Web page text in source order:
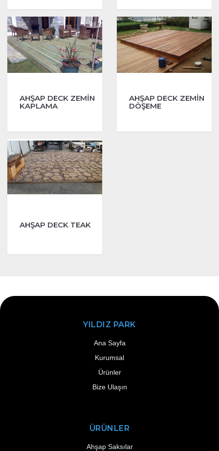
AHŞAP DECK ZEMİN
KAPLAMA
AHŞAP DECK ZEMİN
DÖŞEME
AHŞAP DECK TEAK
YILDIZ PARK
Ana Sayfa
Kurumsal
Ürünler
Bize Ulaşın
ÜRÜNLER
Ahşap Saksılar